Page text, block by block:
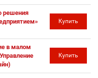
решения
Купить
в малом
Купить